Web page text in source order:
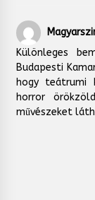
Különleges
Budapesti
hogy teátrumi
horror
művészeket